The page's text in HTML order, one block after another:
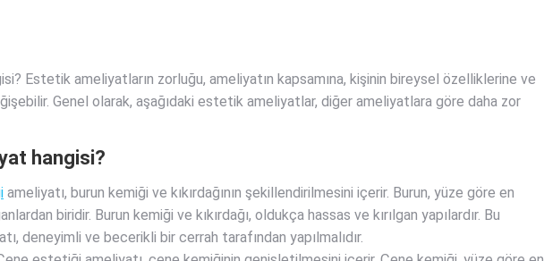
Estetik ameliyatların zorluğu, ameliyatın kapsamına, kişinin bireysel özelliklerine ve
Genel olarak, aşağıdaki estetik ameliyatlar, diğer ameliyatlara göre daha zor
hangisi?
ameliyatı, burun kemiği ve kıkırdağının şekillendirilmesini içerir. Burun, yüze göre en
biridir. Burun kemiği ve kıkırdağı, oldukça hassas ve kırılgan yapılardır. Bu
deneyimli ve becerikli bir cerrah tarafından yapılmalıdır.